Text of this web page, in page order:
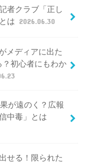
者クラブ「正し
は 2026.06.30
メディアに出た
初心者にもわか
が遠のく？広報
中毒」とは
せる！限られた